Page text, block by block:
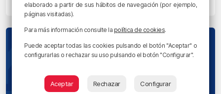
11/07/2025 • 12:21 • RADIO POPULAR
elaborado a partir de sus hábitos de navegación (por ejemplo,
páginas visitadas).
Para más información consulte la política de cookies.
Puede aceptar todas las cookies pulsando el botón "Aceptar" o
configurarlas o rechazar su uso pulsando el botón "Configurar".
Aceptar Rechazar Configurar